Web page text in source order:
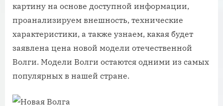
картину на основе доступной информации,
проанализируем внешность, технические
характеристики, а также узнаем, какая будет
заявлена цена новой модели отечественной
Волги. Модели Волги остаются одними из самых
популярных в нашей стране.